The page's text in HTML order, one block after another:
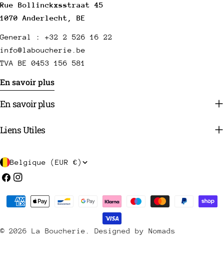
Rue Bollinckxsstraat 45
1070 Anderlecht, BE
General : +32 2 526 16 22
info@laboucherie.be
TVA BE 0453 156 581
En savoir plus
En savoir plus
Liens Utiles
P
a
/
Belgique (EUR €)
Facebook
Instagram
© 2026 La Boucherie Designed by Nomads
Méthodes
payement